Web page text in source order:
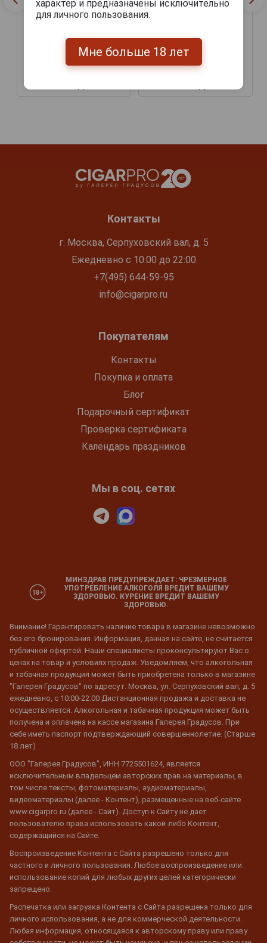
Сигары AJ Fernandez
Toro
AJ Fernandez New World
Virrey Gordo
Контакты
г. Москва, Серпуховский вал, д. 5
Ежедневно с 10:00 до 22:00
+7(495) 644-59-95
info@cigarpro.ru
Покупателям
Контакты
Покупка и оплата
Блог
Подарочный сертификат
Проверка сертификата
Календарь праздников
Мы в соц. сетях
МИНЗДРАВ ПРЕДУПРЕЖДАЕТ: ЧРЕЗМЕРНОЕ
УПОТРЕБЛЕНИЕ АЛКОГОЛЯ ВРЕДИТ ВАШЕМУ
ЗДОРОВЬЮ. КУРЕНИЕ ВРЕДИТ ВАШЕМУ
ЗДОРОВЬЮ.
Внимание! Гарантировать наличие товара в магазине невозможно
без его бронирования. Информация, данная на сайте, не считается
публичной офертой. Наши специалисты проконсультируют Вас о
ценах на товар и условиях продаж. Уведомляем, что алкогольная
и табачная продукция может быть приобретена только в магазине
"Галерея Градусов" по адресу г. Москва, ул. Серпуховский вал, д. 5
ежедневно, с 10:00-22:00 Дистанционная продажа и доставка не
осуществляется. Алкогольная и табачная продукция может быть
получена и оплачена на кассе магазина Галерея Градусов. При
себе иметь паспорт подтверждающий совершеннолетие. (Старше
18 лет)
ООО "Галерея Градусов", ИНН 7725501624, является
исключительным владельцем авторских прав на материалы, в
том числе тексты, фотоматериалы, аудиоматериалы,
видеоматериалы (далее - Контент), размещенные на веб-сайте
www.cigarpro.ru (далее - Сайт). Доступ к Сайту не дает
пользователю права использовать какой-либо Контент,
содержащийся на Сайте.
Воспроизведение Контента с Сайта разрешено только для
частного и личного пользования. Любое воспроизведение или
использование копий для любых других целей категорически
запрещено.
Распечатка или загрузка Контента с Сайта разрешена только для
личного использования, а не для коммерческой деятельности.
Любая информация, относящаяся к авторскому праву или праву
характер и предназначены исключительно
для личного пользования.
Мне больше 18 лет